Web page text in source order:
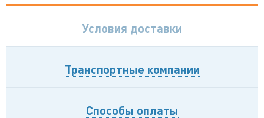
Условия доставки
Транспортные компании
Способы оплаты